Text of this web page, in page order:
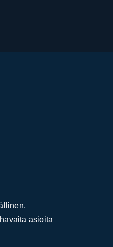
asioita